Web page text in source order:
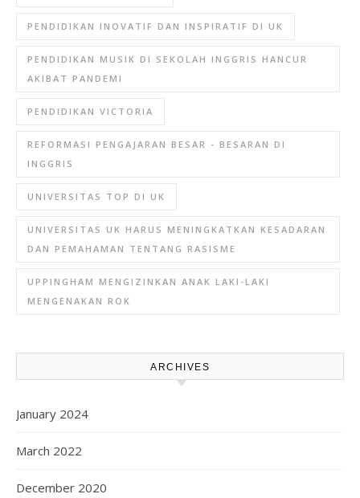
PENDIDIKAN INOVATIF DAN INSPIRATIF DI UK
PENDIDIKAN MUSIK DI SEKOLAH INGGRIS HANCUR
AKIBAT PANDEMI
PENDIDIKAN VICTORIA
REFORMASI PENGAJARAN BESAR - BESARAN DI
INGGRIS
UNIVERSITAS TOP DI UK
UNIVERSITAS UK HARUS MENINGKATKAN KESADARAN
DAN PEMAHAMAN TENTANG RASISME
UPPINGHAM MENGIZINKAN ANAK LAKI-LAKI
MENGENAKAN ROK
ARCHIVES
January 2024
March 2022
December 2020